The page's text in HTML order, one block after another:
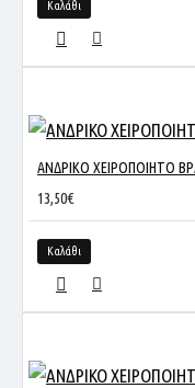
Καλάθι
13,50€
Καλάθι